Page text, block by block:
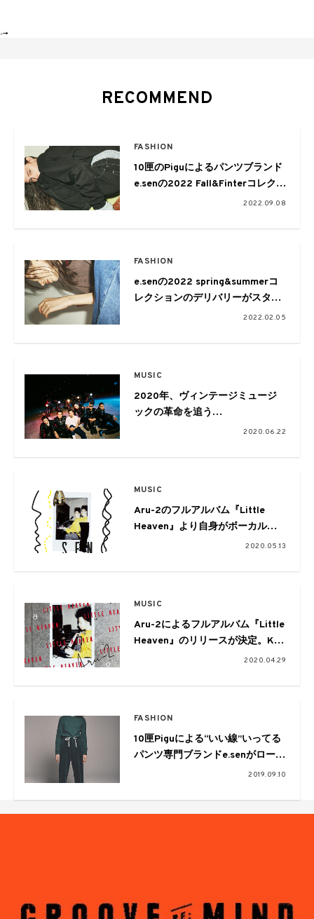
-->
RECOMMEND
FASHION
10匣のPiguによるパンツブランド
e.senの2022 Fall&Finterコレクシ
2022.09.08
FASHION
e.senの2022 spring&summerコ
レクションのデリバリーがスター
2022.02.05
MUSIC
2020年、ヴィンテージミュージ
ックの革命を追う
Vol.07 Talk session with2020.06.22
MUSIC
Aru-2のフルアルバム『Little
Heaven』より自身がボーカルを
手掛けた楽曲「Sen」のMV&イン
2020.05.13
MUSIC
Aru-2によるフルアルバム『Little
Heaven』のリリースが決定。KID
FRESINOとCampanellaを客演に
2020.04.29
FASHION
10匣Piguによる“いい線”いってる
パンツ専門ブランドe.senがローン
2019.09.10